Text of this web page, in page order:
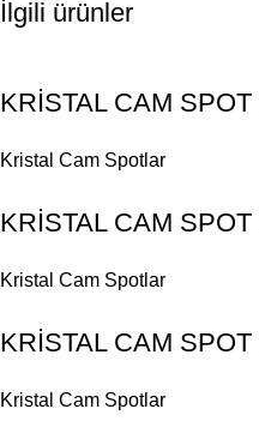
İlgili ürünler
KRİSTAL CAM SPOT
Kristal Cam Spotlar
KRİSTAL CAM SPOT
Kristal Cam Spotlar
KRİSTAL CAM SPOT
Kristal Cam Spotlar